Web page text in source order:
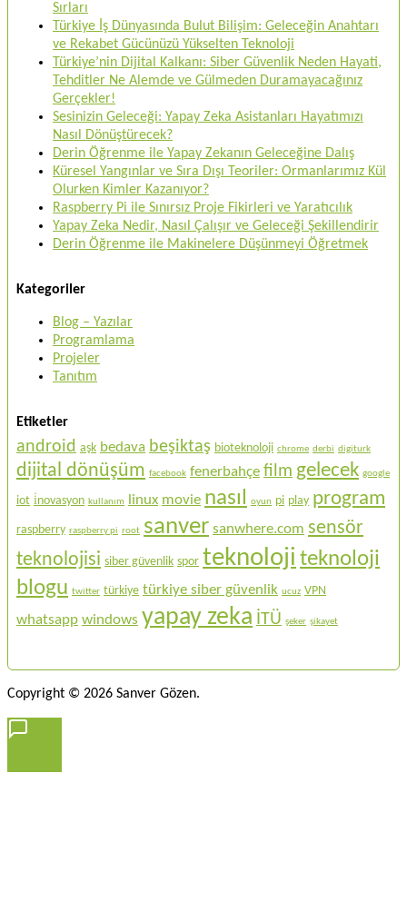
Sırları
Türkiye İş Dünyasında Bulut Bilişim: Geleceğin Anahtarı
ve Rekabet Gücünüzü Yükselten Teknoloji
Türkiye’nin Dijital Kalkanı: Siber Güvenlik Neden Hayati,
Tehditler Ne Alemde ve Gülmeden Duramayacağınız
Gerçekler!
Sesinizin Geleceği: Yapay Zeka Asistanları Hayatımızı
Nasıl Dönüştürecek?
Derin Öğrenme ile Yapay Zekanın Geleceğine Dalış
Küresel Yangınlar ve Sıra Dışı Teoriler: Ormanlarımız Kül
Olurken Kimler Kazanıyor?
Raspberry Pi ile Sınırsız Proje Fikirleri ve Yaratıcılık
Yapay Zeka Nedir, Nasıl Çalışır ve Geleceği Şekillendirir
Derin Öğrenme ile Makinelere Düşünmeyi Öğretmek
Kategoriler
Blog – Yazılar
Programlama
Projeler
Tanıtım
Etiketler
android aşk bedava beşiktaş bioteknoloji chrome derbi digiturk
dijital dönüşüm facebook fenerbahçe film gelecek google
iot i̇novasyon kullanım linux movie nasıl oyun pi play program
raspberry raspberry pi root sanver sanwhere.com sensör
teknolojisi siber güvenlik spor teknoloji teknoloji
blogu twitter türkiye türkiye siber güvenlik ucuz VPN
whatsapp windows yapay zeka İTÜ şeker şikayet
Copyright © 2026 Sanver Gözen.